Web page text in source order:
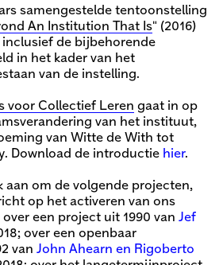
samengestelde tentoonstelling
An Institution That Is" (2016)
inclusief de bijbehorende
in het kader van het
van de instelling.
voor Collectief Leren gaat in op
van het instituut,
van Witte de With tot
Download de introductie hier.
aan om de volgende projecten,
op het activeren van ons
een project uit 1990 van Jef
over een openbaar
van John Ahearn en Rigoberto